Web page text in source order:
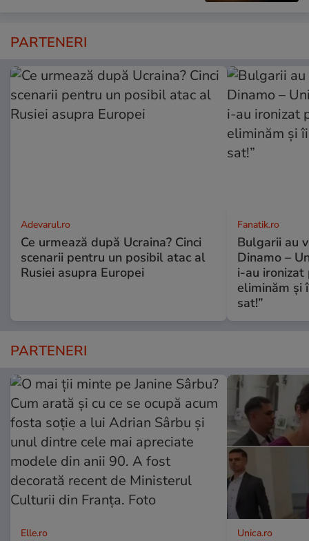
PARTENERI
Adevarul.ro
Ce urmează după Ucraina? Cinci
scenarii pentru un posibil atac al
Rusiei asupra Europei
Fanatik.ro
Bulgarii au
Dinamo –
i-au ironizat
eliminăm și
sat!”
PARTENERI
Elle.ro Unica.ro